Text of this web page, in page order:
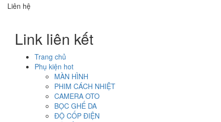
Liên hệ
Link liên kết
Trang chủ
Phụ kiện hot
MÀN HÌNH
PHIM CÁCH NHIỆT
CAMERA OTO
BỌC GHẾ DA
ĐỘ CỐP ĐIỆN